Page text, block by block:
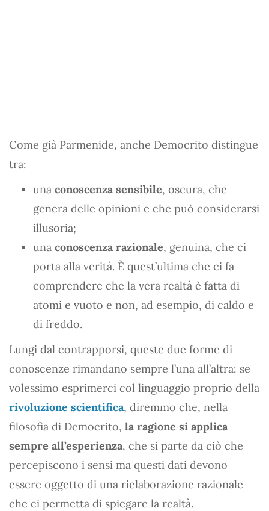
Come già Parmenide, anche Democrito distingue
tra:
una conoscenza sensibile, oscura, che
genera delle opinioni e che può considerarsi
illusoria;
una conoscenza razionale, genuina, che ci
porta alla verità. È quest’ultima che ci fa
comprendere che la vera realtà è fatta di
atomi e vuoto e non, ad esempio, di caldo e
di freddo.
Lungi dal contrapporsi, queste due forme di
conoscenze rimandano sempre l’una all’altra: se
volessimo esprimerci col linguaggio proprio della
rivoluzione scientifica, diremmo che, nella
filosofia di Democrito, la ragione si applica
sempre all’esperienza, che si parte da ciò che
percepiscono i sensi ma questi dati devono
essere oggetto di una rielaborazione razionale
che ci permetta di spiegare la realtà.